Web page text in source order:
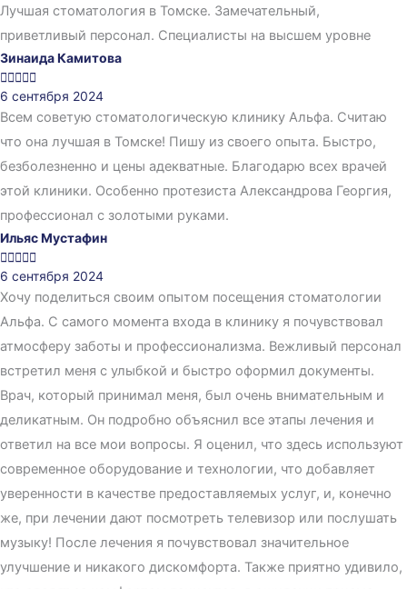
Лучшая стоматология в Томске. Замечательный,
приветливый персонал. Специалисты на высшем уровне
Зинаида Камитова

6 сентября 2024
Всем советую стоматологическую клинику Альфа. Считаю
что она лучшая в Томске! Пишу из своего опыта. Быстро,
безболезненно и цены адекватные. Благодарю всех врачей
этой клиники. Особенно протезиста Александрова Георгия,
профессионал с золотыми руками.
Ильяс Мустафин

6 сентября 2024
Хочу поделиться своим опытом посещения стоматологии
Альфа. С самого момента входа в клинику я почувствовал
атмосферу заботы и профессионализма. Вежливый персонал
встретил меня с улыбкой и быстро оформил документы.
Врач, который принимал меня, был очень внимательным и
деликатным. Он подробно объяснил все этапы лечения и
ответил на все мои вопросы. Я оценил, что здесь используют
современное оборудование и технологии, что добавляет
уверенности в качестве предоставляемых услуг, и, конечно
же, при лечении дают посмотреть телевизор или послушать
музыку! После лечения я почувствовал значительное
улучшение и никакого дискомфорта. Также приятно удивило,